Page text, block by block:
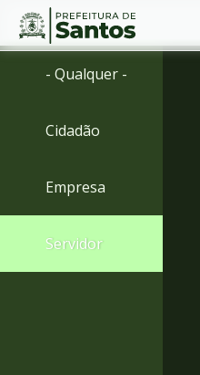
Ir
menu
para
Conteúdo
- Qualquer -
Cidadão
Empresa
Servidor